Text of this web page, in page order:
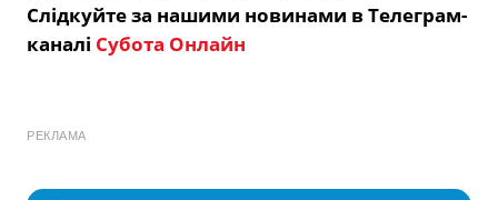
Слідкуйте за нашими новинами в Телеграм-
каналі Субота Онлайн
РЕКЛАМА